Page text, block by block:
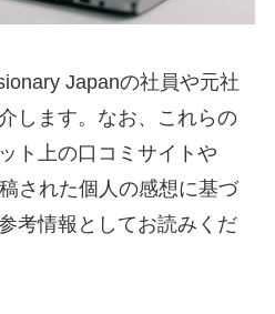
Japanの社員や元社
します。なお、これらの
ト上の口コミサイトや
された個人の感想に基づ
考情報としてお読みくだ